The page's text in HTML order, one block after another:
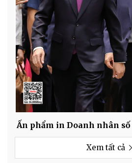
Ấn phẩm in Doanh nhân số
Xem tất cả